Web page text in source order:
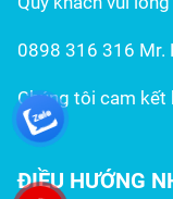
0898 316 316 Mr.
Chúng tôi cam
ĐIỀU HƯỚNG